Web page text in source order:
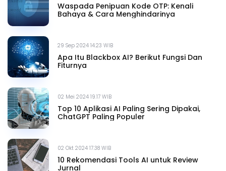
Waspada Penipuan Kode OTP: Kenali
Bahaya & Cara Menghindarinya
29 Sep 2024 14.23 WIB
Apa Itu Blackbox AI? Berikut Fungsi Dan
Fiturnya
02 Mei 2024 19.17 WIB
Top 10 Aplikasi AI Paling Sering Dipakai,
ChatGPT Paling Populer
02 Okt 2024 17.38 WIB
10 Rekomendasi Tools AI untuk Review
Jurnal